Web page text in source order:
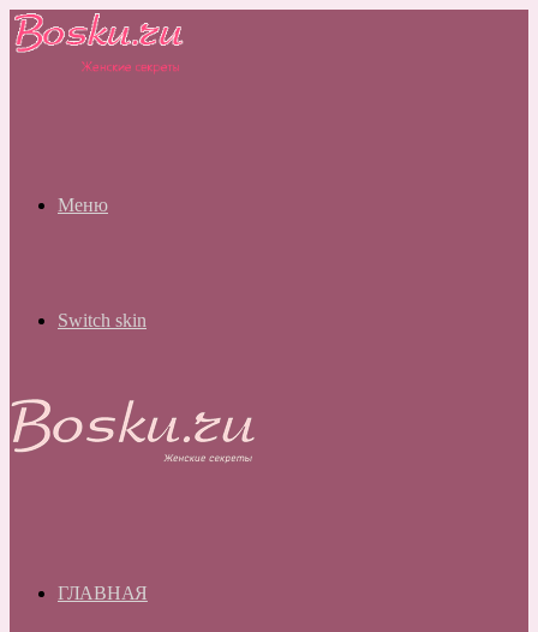
Меню
Switch skin
ГЛАВНАЯ